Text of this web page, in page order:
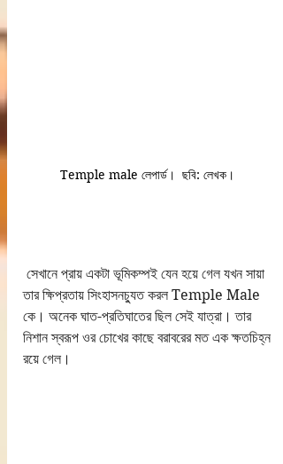
Temple male লেপার্ড।  ছবি: লেখক।
সেখানে প্রায় একটা ভূমিকম্পই যেন হয়ে গেল যখন সায়া
তার ক্ষিপ্রতায় সিংহাসনচ্যুত করল Temple Male
কে। অনেক ঘাত-প্রতিঘাতের ছিল সেই যাত্রা। তার
নিশান স্বরূপ ওর চোখের কাছে বরাবরের মত এক ক্ষতচিহ্ন
রয়ে গেল।